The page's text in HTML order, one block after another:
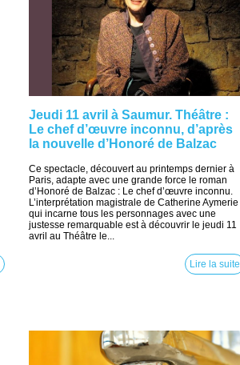
Jeudi 11 avril à Saumur. Théâtre :
Le chef d’œuvre inconnu, d’après
la nouvelle d’Honoré de Balzac
Ce spectacle, découvert au printemps dernier à
Paris, adapte avec une grande force le roman
d’Honoré de Balzac : Le chef d’œuvre inconnu.
L’interprétation magistrale de Catherine Aymerie
qui incarne tous les personnages avec une
justesse remarquable est à découvrir le jeudi 11
avril au Théâtre le...
Lire la suite